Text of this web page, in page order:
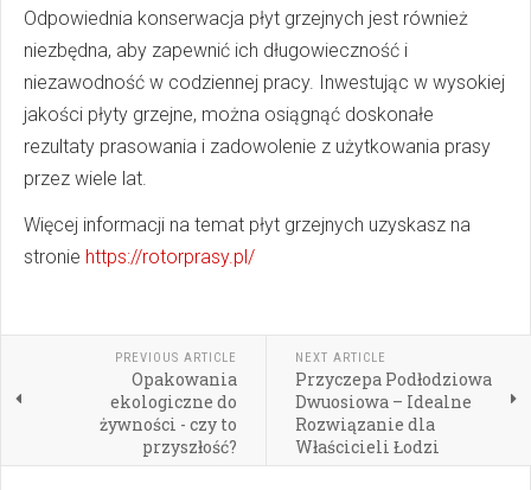
Odpowiednia konserwacja płyt grzejnych jest również
niezbędna, aby zapewnić ich długowieczność i
niezawodność w codziennej pracy. Inwestując w wysokiej
jakości płyty grzejne, można osiągnąć doskonałe
rezultaty prasowania i zadowolenie z użytkowania prasy
przez wiele lat.
Więcej informacji na temat płyt grzejnych uzyskasz na
stronie https://rotorprasy.pl/
PREVIOUS ARTICLE
Opakowania
ekologiczne do
żywności - czy to
przyszłość?
NEXT ARTICLE
Przyczepa Podłodziowa
Dwuosiowa – Idealne
Rozwiązanie dla
Właścicieli Łodzi